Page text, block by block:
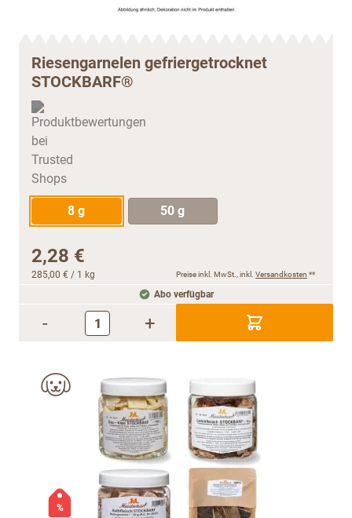
Riesengarnelen gefriergetrocknet
STOCKBARF®
8 g 50 g
2,28 €
285,00 € / 1 kg Preise inkl. MwSt., inkl. Versandkosten **
Abo verfügbar
- +
%